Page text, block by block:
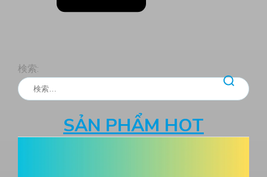
検索:
SẢN PHẨM HOT